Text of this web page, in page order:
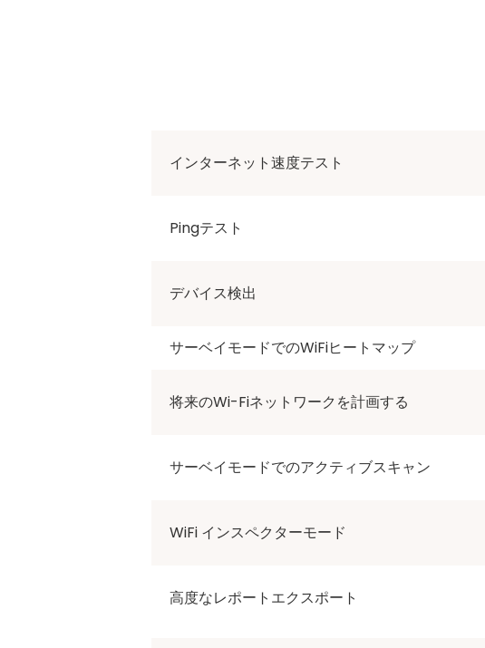
インターネット速度テスト
Pingテスト
デバイス検出
サーベイモードでのWiFiヒートマップ
将来のWi-Fiネットワークを計画する
サーベイモードでのアクティブスキャン
WiFi インスペクターモード
高度なレポートエクスポート